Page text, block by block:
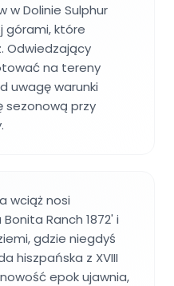
w Dolinie Sulphur
górami, które
Odwiedzający
na tereny
uwagę warunki
sezonową przy
wciąż nosi
Ranch 1872' i
gdzie niegdyś
hiszpańska z XVIII
epok ujawnia,